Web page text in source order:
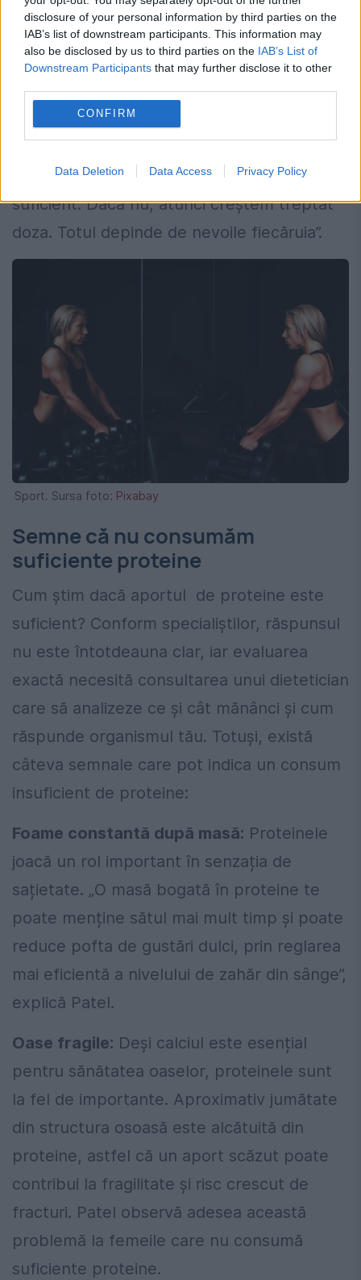
disclosure of your personal information by third parties on the
IAB’s list of downstream participants. This information may
also be disclosed by us to third parties on the IAB’s List of
Downstream Participants that may further disclose it to other
CONFIRM
Data Deletion Data Access Privacy Policy
Conform acestor studii, aportul
recomandat pentru adulți ar putea fi mai
aproape de 1–1,2 grame pe kilogram de
greutate corporală. Patel subliniază însă că
abordarea trebuie să fie individualizată.
Dacă organismul reacționează bine, e
suficient. Dacă nu, atunci creștem treptat
doza. Totul depinde de nevoile fiecăruia”.
Sport. Sursa foto: Pixabay
Semne că nu consumăm
suficiente proteine
Cum știm dacă aportul de proteine este
suficient? Conform specialiștilor, răspunsul
nu este întotdeauna clar, iar evaluarea
exactă necesită consultarea unui dietetician
care să analizeze ce și cât mănânci și cum
răspunde organismul tău. Totuși, există
câteva semnale care pot indica un consum
insuficient de proteine:
Foame constantă după masă: Proteinele
joacă un rol important în senzația de
sațietate. „O masă bogată în proteine te
poate menține sătul mai mult timp și poate
reduce pofta de gustări dulci, prin reglarea
mai eficientă a nivelului de zahăr din sânge”,
explică Patel.
Oase fragile: Deși calciul este esențial
pentru sănătatea oaselor, proteinele sunt
la fel de importante. Aproximativ jumătate
din structura osoasă este alcătuită din
proteine, astfel că un aport scăzut poate
contribui la fragilitate și risc crescut de
fracturi. Patel observă adesea această
problemă la femeile care nu consumă
suficiente proteine.